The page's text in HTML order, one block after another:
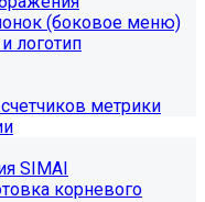
(боковое меню)
логотип
метрики
SIMAI
корневого